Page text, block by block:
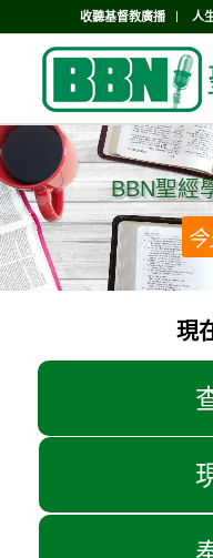
收聽基督教廣播 人
BBN聖經
BBN聖經
現